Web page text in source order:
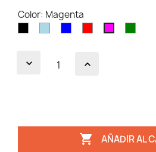
Color: Magenta
NegroAzul
claro
Azul RojoMagentaVerde
 AÑADIR AL